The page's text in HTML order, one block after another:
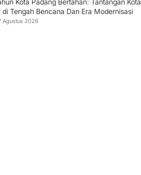
Kota Padang Bertahan: Tantangan Kota
di Tengah Bencana Dan Era Modernisasi
Agustus 2026